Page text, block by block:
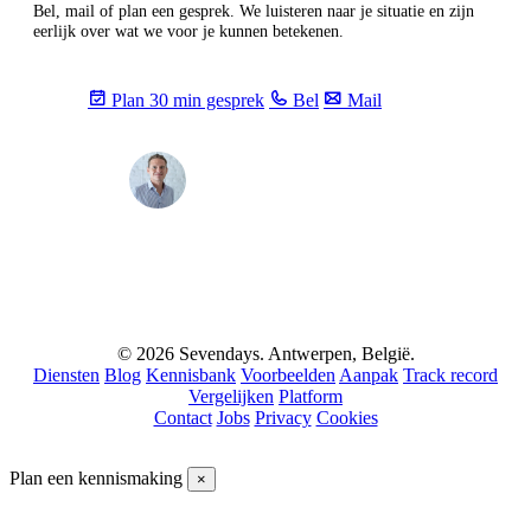
Bel, mail of plan een gesprek. We luisteren naar je situatie en zijn
eerlijk over wat we voor je kunnen betekenen.
Plan 30 min gesprek Bel Mail
© 2026 Sevendays. Antwerpen, België.
Diensten Blog Kennisbank Voorbeelden Aanpak Track record
Vergelijken Platform
Contact Jobs Privacy Cookies
Plan een kennismaking ×